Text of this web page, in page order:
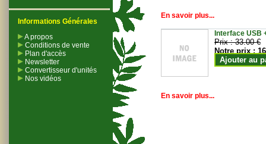
Informations Générales
A propos
Conditions de vente
Plan d'accès
Newsletter
Convertisseur d'unités
Nos vidéos
En savoir plus...
Interface USB
Prix :33.00 €
Notre prix :
Ajouter au
En savoir plus...